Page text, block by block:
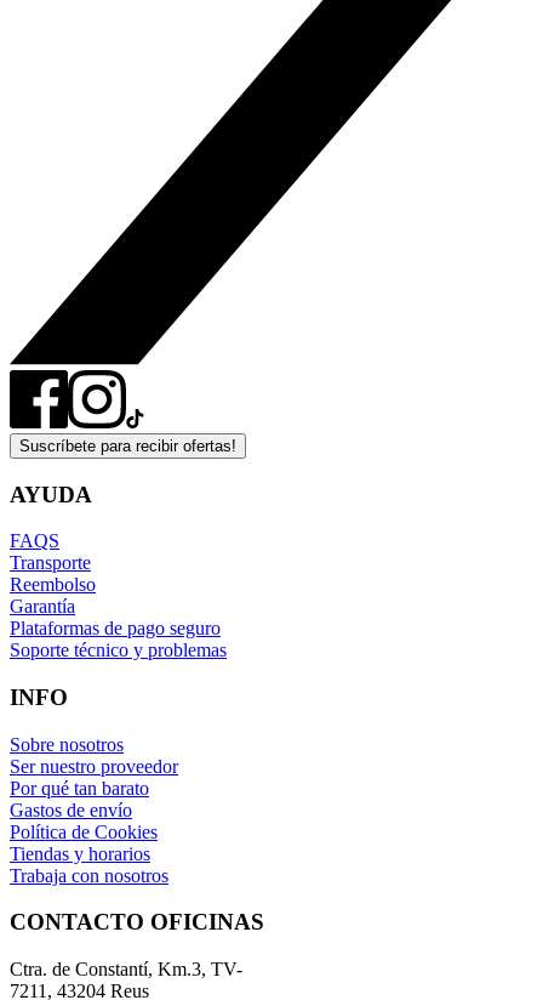
Suscríbete para recibir ofertas!
AYUDA
FAQS
Transporte
Reembolso
Garantía
Plataformas de pago seguro
Soporte técnico y problemas
INFO
Sobre nosotros
Ser nuestro proveedor
Por qué tan barato
Gastos de envío
Política de Cookies
Tiendas y horarios
Trabaja con nosotros
CONTACTO OFICINAS
Ctra. de Constantí, Km.3, TV-
7211, 43204 Reus